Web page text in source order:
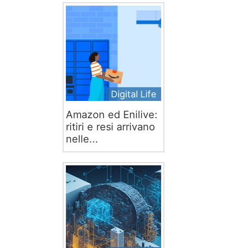
Digital Life
Amazon ed Enilive:
ritiri e resi arrivano
nelle...